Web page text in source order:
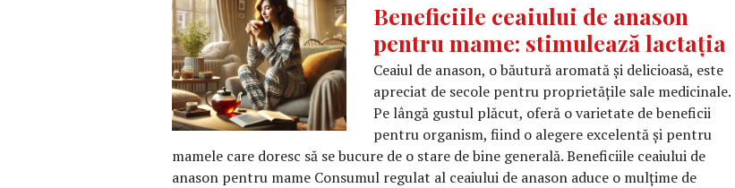
Beneficiile ceaiului de anason
pentru mame: stimulează lactația
Ceaiul de anason, o băutură aromată și delicioasă, este
apreciat de secole pentru proprietățile sale medicinale.
Pe lângă gustul plăcut, oferă o varietate de beneficii
pentru organism, fiind o alegere excelentă și pentru
mamele care doresc să se bucure de o stare de bine generală. Beneficiile ceaiului de
anason pentru mame Consumul regulat al ceaiului de anason aduce o mulțime de